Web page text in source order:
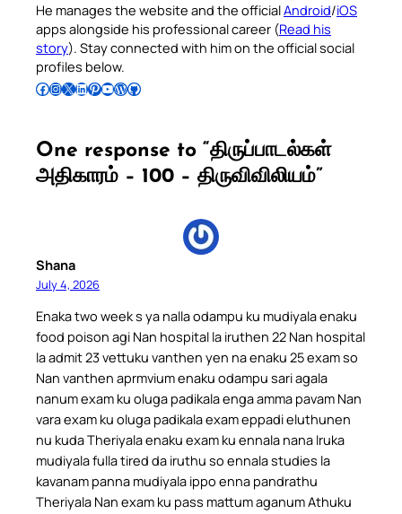
He manages the website and the officialAndroid/iOS
apps alongside his professional career (Read his
story). Stay connected with him on the official social
profiles below.
Follow Pradeep on Facebook Follow Pradeep on InstagramFollow Pradeep on X Follow Pradeep on LinkedIn Follow Pradeep on Pinterest Subscribe to Pradeep’s Youtube Channel Follow Pradeep on WordPress Follow Pradeep on GitHub
One response to “திருப்பாடல்கள்
அதிகாரம் – 100 – திருவிவிலியம்”
Shana
July 4, 2026
Enaka two week s ya nalla odampu ku mudiyala enaku
food poison agi Nan hospital la iruthen 22 Nan hospital
la admit 23 vettuku vanthen yen na enaku 25 exam so
Nan vanthen aprmvium enaku odampu sari agala
nanum exam ku oluga padikala enga amma pavam Nan
vara exam ku oluga padikala exam eppadi eluthunen
nu kuda Theriyala enaku exam ku ennala nana Iruka
mudiyala fulla tired da iruthu so ennala studies la
kavanam panna mudiyala ippo enna pandrathu
Theriyala Nan exam ku pass mattum aganum Athuku